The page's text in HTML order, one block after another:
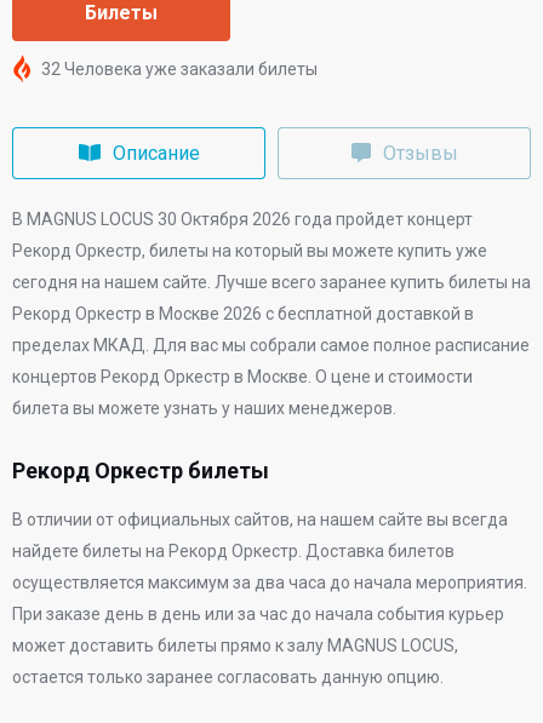
Билеты
32 Человека уже заказали билеты
Описание Отзывы
В MAGNUS LOCUS 30 Октября 2026 года пройдет концерт
Рекорд Оркестр, билеты на который вы можете купить уже
сегодня на нашем сайте. Лучше всего заранее купить билеты на
Рекорд Оркестр в Москве 2026 с бесплатной доставкой в
пределах МКАД. Для вас мы собрали самое полное расписание
концертов Рекорд Оркестр в Москве. О цене и стоимости
билета вы можете узнать у наших менеджеров.
Рекорд Оркестр билеты
В отличии от официальных сайтов, на нашем сайте вы всегда
найдете билеты на Рекорд Оркестр. Доставка билетов
осуществляется максимум за два часа до начала мероприятия.
При заказе день в день или за час до начала события курьер
может доставить билеты прямо к залу MAGNUS LOCUS,
остается только заранее согласовать данную опцию.